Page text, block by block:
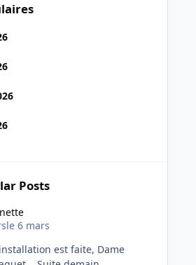
Posts
le 6 mars
est faite, Dame